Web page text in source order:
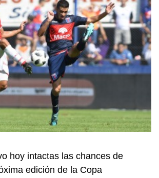
hoy intactas las chances de
edición de la Copa